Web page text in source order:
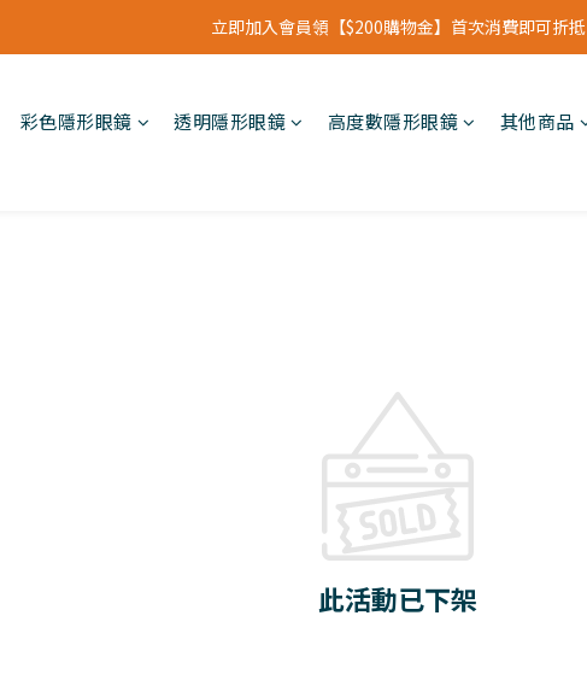
立即加入會員領【$200購物金】首次消費即可折抵
立即加入會員領【$200購物金】首次消費即可折抵
立即加入會員領【$200購物金】首次消費即可折抵
彩色隱形眼鏡 透明隱形眼鏡 高度數隱形眼鏡 其他商品
此活動已下架